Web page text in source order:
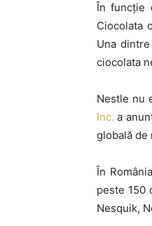
În funcţie
Ciocolata
Una
ciocolata
Nestle nu
Inc. a
globală de
În
peste 150
Nesquik,